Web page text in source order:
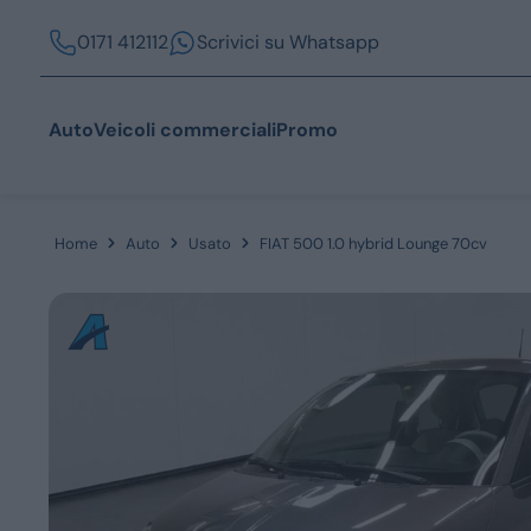
0171 412112 Scrivici su Whatsapp
AutoVeicoli commercialiPromo
Azienda
Home Auto Usato FIAT 500 1.0 hybrid Lounge 70cv